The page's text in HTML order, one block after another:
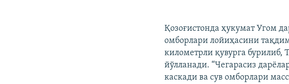
Auto
Қозоғистонда ҳукумат Угом
омборлари лойиҳасини
километрли қувурга бурилиб,
йўлланади. “Чегарасиз
каскади ва сув омборлари